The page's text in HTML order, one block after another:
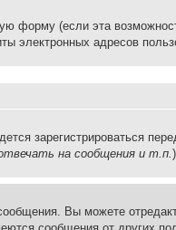
форму (если эта
электронных адресов
зарегистрироваться
на сообщения и т.п.
Вы можете